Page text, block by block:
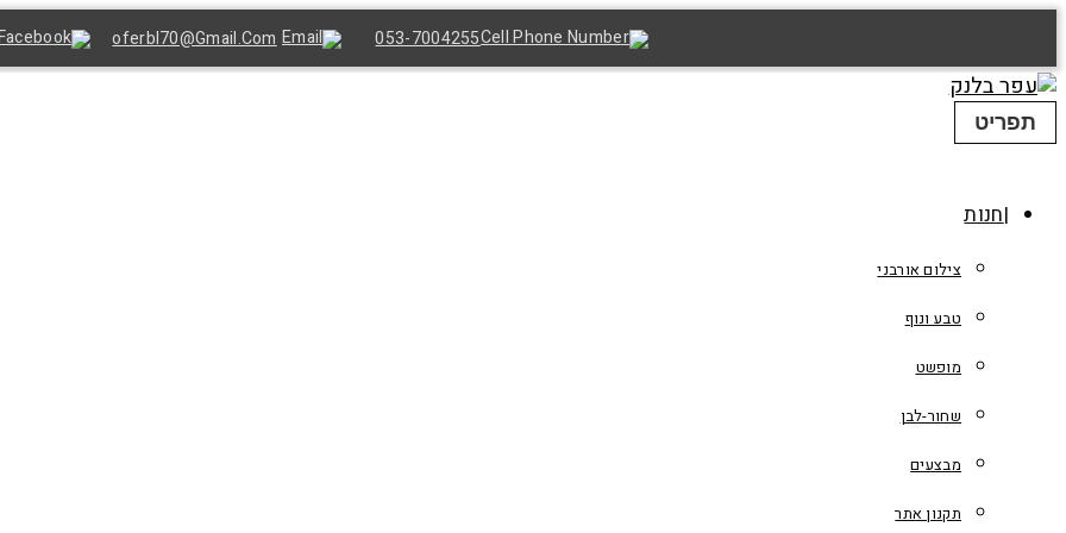
053-7004255
Oferbl70@gmail.Com
תפריט
חנות
צילום אורבני
טבע ונוף
מופשט
שחור-לבן
מבצעים
תקנון אתר